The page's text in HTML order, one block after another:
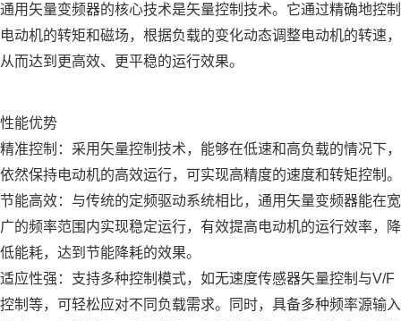
通用矢量变频器的核心技术是矢量控制技术。它通过精确地控制
电动机的转矩和磁场，根据负载的变化动态调整电动机的转速，
从而达到更高效、更平稳的运行效果。
性能优势
精准控制：采用矢量控制技术，能够在低速和高负载的情况下，
依然保持电动机的高效运行，可实现高精度的速度和转矩控制。
节能高效：与传统的定频驱动系统相比，通用矢量变频器能在宽
广的频率范围内实现稳定运行，有效提高电动机的运行效率，降
低能耗，达到节能降耗的效果。
适应性强：支持多种控制模式，如无速度传感器矢量控制与V/F
控制等，可轻松应对不同负载需求。同时，具备多种频率源输入